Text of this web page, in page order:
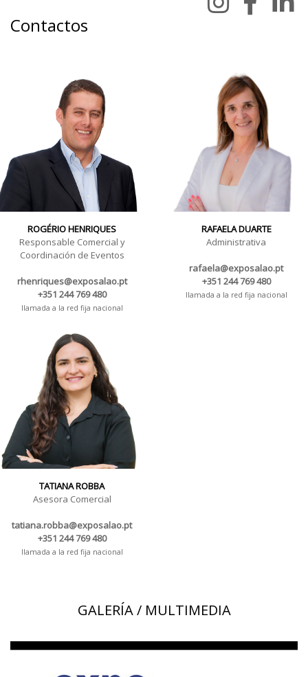
Contactos
ROGÉRIO HENRIQUES
Responsable Comercial y
Coordinación de Eventos
rhenriques@exposalao.pt
+351 244 769 480
llamada a la red fija nacional
RAFAELA DUARTE
Administrativa
rafaela@exposalao.pt
+351 244 769 480
llamada a la red fija nacional
TATIANA ROBBA
Asesora Comercial
tatiana.robba@exposalao.pt
+351 244 769 480
llamada a la red fija nacional
GALERÍA / MULTIMEDIA